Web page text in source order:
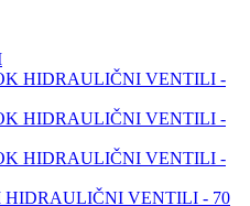
HIDRAULIČNI VENTILI -
HIDRAULIČNI VENTILI -
HIDRAULIČNI VENTILI -
HIDRAULIČNI VENTILI - 70